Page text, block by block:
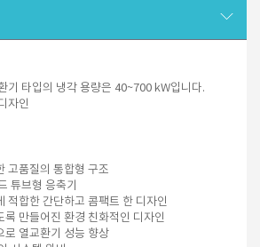
기 타입의 냉각 용량은 40~700 kW입니다.
자인
고품질의 통합형 구조
튜브형 응축기
적합한 간단하고 콤팩트 한 디자인
록 만들어진 환경 친화적인 디자인
로 열교환기 성능 향상